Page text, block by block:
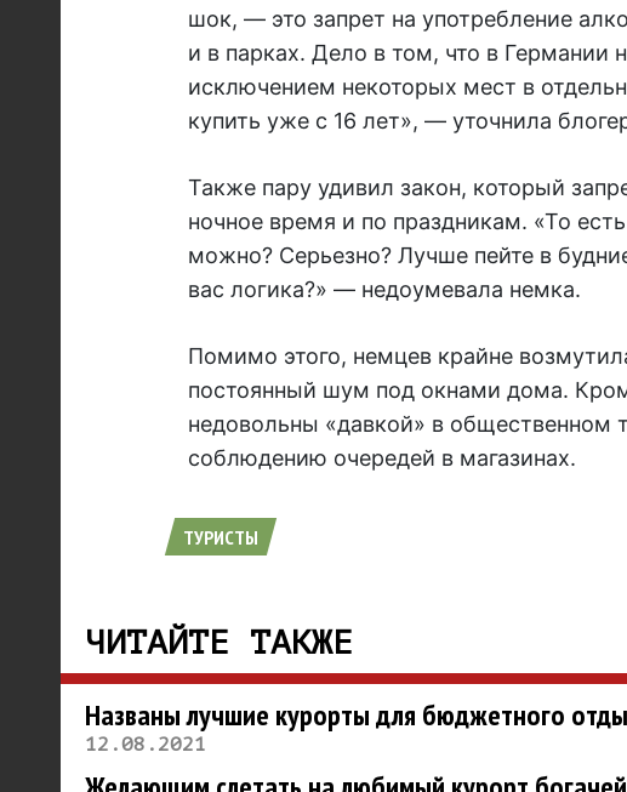
шок, — это запрет на употребление
и в парках. Дело в том, что в Германии
исключением некоторых мест в
купить уже с 16 лет», — уточнила
Также пару удивил закон, который
ночное время и по праздникам. «То
можно? Серьезно? Лучше пейте в
вас логика?» — недоумевала немка.
Помимо этого, немцев крайне
постоянный шум под окнами дома.
недовольны «давкой» в общественном
соблюдению очередей в магазинах.
ТУРИСТЫ
ЧИТАЙТЕ ТАКЖЕ
Названы лучшие курорты для бюджетного
12.08.2021